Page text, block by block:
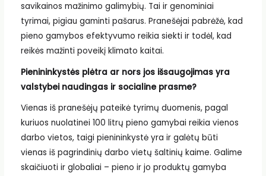
savikainos mažinimo galimybių. Tai ir genominiai
tyrimai, pigiau gaminti pašarus. Pranešėjai pabrėžė, kad
pieno gamybos efektyvumo reikia siekti ir todėl, kad
reikės mažinti poveikį klimato kaitai.
Pienininkystės plėtra ar nors jos išsaugojimas yra
valstybei naudingas ir socialine prasme?
Vienas iš pranešėjų pateikė tyrimų duomenis, pagal
kuriuos nuolatinei 100 litrų pieno gamybai reikia vienos
darbo vietos, taigi pienininkystė yra ir galėtų būti
vienas iš pagrindinių darbo vietų šaltinių kaime. Galime
skaičiuoti ir globaliai – pieno ir jo produktų gamyba